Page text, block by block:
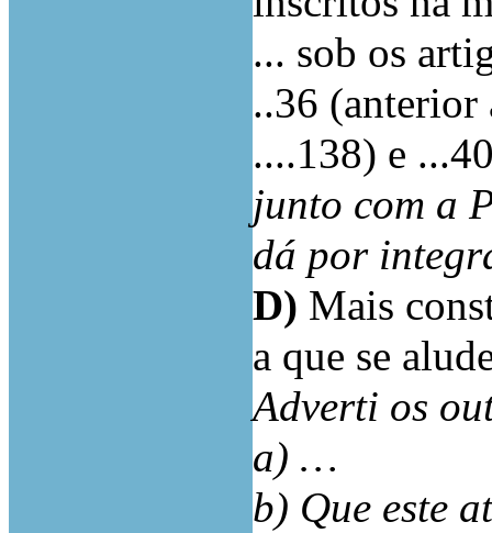
... sob os
..36
....138) e
junto com a
dá por
D) Mais
a que se
Adverti os
a) …
b) Que este